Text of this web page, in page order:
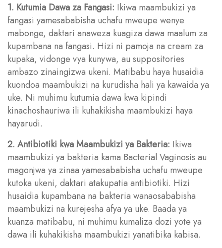
1. Kutumia Dawa za Fangasi: Ikiwa maambukizi ya
fangasi yamesababisha uchafu mweupe wenye
mabonge, daktari anaweza kuagiza dawa maalum za
kupambana na fangasi. Hizi ni pamoja na cream za
kupaka, vidonge vya kunywa, au suppositories
ambazo zinaingizwa ukeni. Matibabu haya husaidia
kuondoa maambukizi na kurudisha hali ya kawaida ya
uke. Ni muhimu kutumia dawa kwa kipindi
kinachoshauriwa ili kuhakikisha maambukizi haya
hayarudi.
2. Antibiotiki kwa Maambukizi ya Bakteria: Ikiwa
maambukizi ya bakteria kama Bacterial Vaginosis au
magonjwa ya zinaa yamesababisha uchafu mweupe
kutoka ukeni, daktari atakupatia antibiotiki. Hizi
husaidia kupambana na bakteria wanaosababisha
maambukizi na kurejesha afya ya uke. Baada ya
kuanza matibabu, ni muhimu kumaliza dozi yote ya
dawa ili kuhakikisha maambukizi yanatibika kabisa.